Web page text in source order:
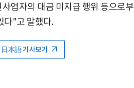
업자의 대금 미지급 행위 등으로
다"고 말했다.
日本語 기사보기